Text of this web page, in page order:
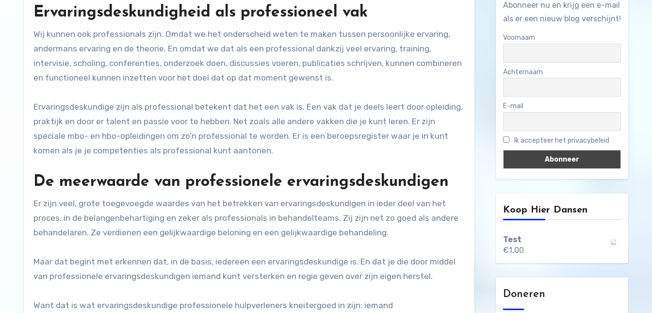
Ervaringsdeskundigheid als professioneel vak
Wij kunnen ook professionals zijn. Omdat we het onderscheid weten te maken tussen persoonlijke ervaring,
andermans ervaring en de theorie. En omdat we dat als een professional dankzij veel ervaring, training,
intervisie, scholing, conferenties, onderzoek doen, discussies voeren, publicaties schrijven, kunnen combineren
en functioneel kunnen inzetten voor het doel dat op dat moment gewenst is.
Ervaringsdeskundige zijn als professional betekent dat het een vak is. Een vak dat je deels leert door opleiding,
praktijk en door er talent en passie voor te hebben. Net zoals alle andere vakken die je kunt leren. Er zijn
speciale mbo- en hbo-opleidingen om zo’n professional te worden. Er is een beroepsregister waar je in kunt
komen als je je competenties als professional kunt aantonen.
De meerwaarde van professionele ervaringsdeskundigen
Er zijn veel, grote toegevoegde waardes van het betrekken van ervaringsdeskundigen in ieder deel van het
proces, in de belangenbehartiging en zeker als professionals in behandelteams. Zij zijn net zo goed als andere
behandelaren. Ze verdienen een gelijkwaardige beloning en een gelijkwaardige behandeling.
Maar dat begint met erkennen dat, in de basis, iedereen een ervaringsdeskundige is. En dat je die door middel
van professionele ervaringsdeskundigen iemand kunt versterken en regie geven over zijn eigen herstel.
Want dat is wat ervaringsdeskundige professionele hulpverleners kneitergoed in zijn: iemand
Abonneer nu en krijg een e-mail
als er een nieuw blog verschijnt!
Voornaam
Achternaam
E-mail
Ik accepteer het privacybeleid
Koop Hier Dansen
Test
€1,00
Doneren